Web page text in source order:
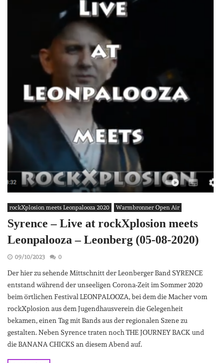
rockXplosion meets Leonpalooza 2020 Warmbronner Open Air
Syrence – Live at rockXplosion meets
Leonpalooza – Leonberg (05-08-2020)
09/10/2023 0
Der hier zu sehende Mittschnitt der Leonberger Band SYRENCE
entstand während der unseeligen Corona-Zeit im Sommer 2020
beim örtlichen Festival LEONPALOOZA, bei dem die Macher vom
rockXplosion aus dem Jugendhausverein die Gelegenheit
bekamen, einen Tag mit Bands aus der regionalen Szene zu
gestalten. Neben Syrence traten noch THE JOURNEY BACK und
die BANANA CHICKS an diesem Abend auf.